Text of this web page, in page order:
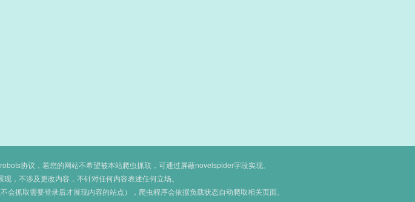
协议，若您的网站不希望被本站爬虫抓取，可通过屏蔽novelspider字段实现。
，不涉及更改内容，不针对任何内容表述任何立场。
抓取需要登录后才展现内容的站点），爬虫程序会依据负载状态自动爬取相关页面。